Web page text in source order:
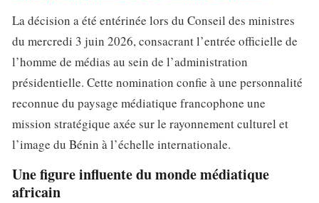
La décision a été entérinée lors du Conseil des ministres
du mercredi 3 juin 2026, consacrant l’entrée officielle de
l’homme de médias au sein de l’administration
présidentielle. Cette nomination confie à une personnalité
reconnue du paysage médiatique francophone une
mission stratégique axée sur le rayonnement culturel et
l’image du Bénin à l’échelle internationale.
Une figure influente du monde médiatique
africain